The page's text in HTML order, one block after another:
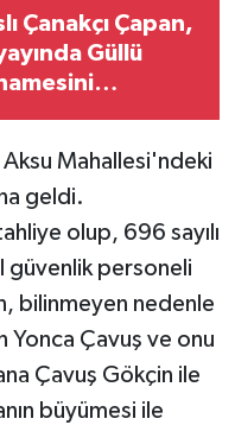
Çanakçı Çapan,
Güllü
Mahallesi'ndeki
geldi.
olup, 696 sayılı
güvenlik personeli
bilinmeyen nedenle
Çavuş ve onu
Çavuş Gökçin ile
büyümesi ile